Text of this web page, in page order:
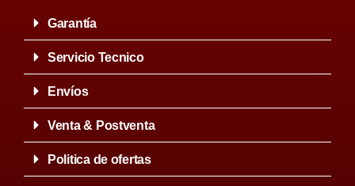
Garantía
Servicio Tecnico
Envíos
Venta & Postventa
Politica de ofertas